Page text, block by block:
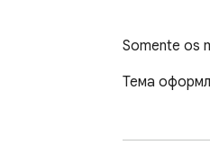
Somente os
Тема